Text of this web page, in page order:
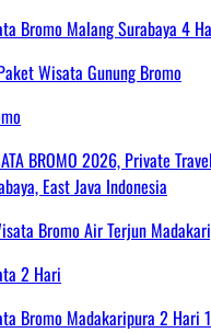
Bromo Malang Surabaya 4
BROMO 2026, Private
East Java Indonesia
2 Hari
Bromo Madakaripura 2 Hari